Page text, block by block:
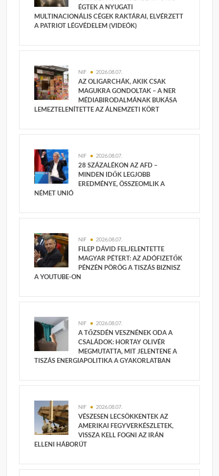
ÉGTEK A NYUGATI
MULTINACIONÁLIS CÉGEK RAKTÁRAI, ELVÉRZETT
A PATRIOT LÉGVÉDELEM (VIDEÓK)
NIF 2026.08.07.
AZ OLIGARCHÁK, AKIK CSAK
MAGUKRA GONDOLTAK – A NER
MÉDIABIRODALMÁNAK BUKÁSA
LEMEZTELENÍTETTE AZ ÁLNEMZETI KÖRT
NIF 2026.08.07.
28 SZÁZALÉKON AZ AFD –
MINDEN IDŐK LEGJOBB
EREDMÉNYE, ÖSSZEOMLIK A
NÉMET UNIÓ
NIF 2026.08.07.
FILEP DÁVID FELJELENTETTE
MAGYAR PÉTERT: AZ ADÓFIZETŐK
PÉNZÉN PÖRÖG A TISZÁS BIZNISZ
A YOUTUBE-ON
NIF 2026.08.07.
A TŐZSDÉN VESZNÉNEK ODA A
CSALÁDOK: HORTAY OLIVÉR
MEGMUTATTA, MIT JELENTENE A
TISZÁS ENERGIAPOLITIKA A GYAKORLATBAN
NIF 2026.08.07.
VÉSZESEN LECSÖKKENTEK AZ
AMERIKAI FEGYVERKÉSZLETEK,
VISSZA KELL FOGNI AZ IRÁN
ELLENI HÁBORÚT